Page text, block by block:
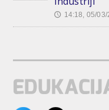
🕔 14:18, 05/03/